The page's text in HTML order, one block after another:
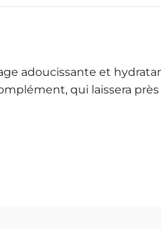
adoucissante et
qui laissera